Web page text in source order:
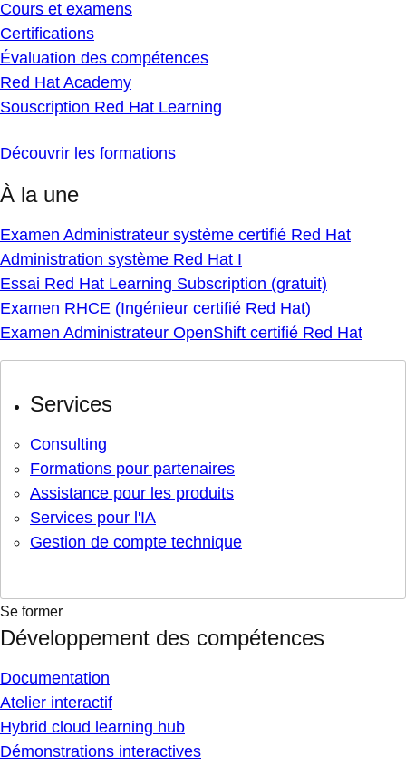
Cours et examens
Certifications
Évaluation des compétences
Red Hat Academy
Souscription Red Hat Learning
Découvrir les formations
À la une
Examen Administrateur système certifié Red Hat
Administration système Red Hat I
Essai Red Hat Learning Subscription (gratuit)
Examen RHCE (Ingénieur certifié Red Hat)
Examen Administrateur OpenShift certifié Red Hat
Services
Consulting
Formations pour partenaires
Assistance pour les produits
Services pour l'IA
Gestion de compte technique
Se former
Développement des compétences
Documentation
Atelier interactif
Hybrid cloud learning hub
Démonstrations interactives